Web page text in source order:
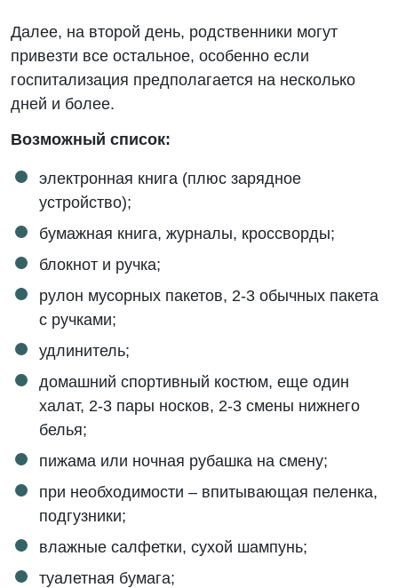
Далее, на второй день, родственники могут
привезти все остальное, особенно если
госпитализация предполагается на несколько
дней и более.
Возможный список:
электронная книга (плюс зарядное
устройство);
бумажная книга, журналы, кроссворды;
блокнот и ручка;
рулон мусорных пакетов, 2-3 обычных пакета
с ручками;
удлинитель;
домашний спортивный костюм, еще один
халат, 2-3 пары носков, 2-3 смены нижнего
белья;
пижама или ночная рубашка на смену;
при необходимости – впитывающая пеленка,
подгузники;
влажные салфетки, сухой шампунь;
туалетная бумага;